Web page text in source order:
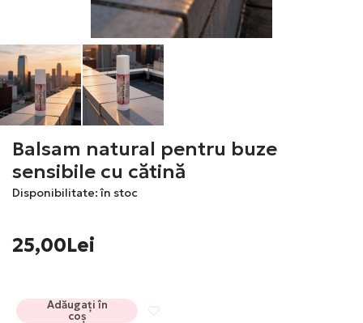
Balsam natural pentru buze
sensibile cu cătină
Disponibilitate: în stoc
25,00Lei
Adăugați în
coș